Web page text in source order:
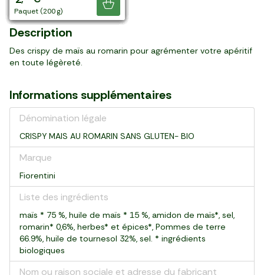
paquet (90 g)
sachet (40 g)
sachet (40 g)
sachet (125 g)
sachet (120 g)
sachet (120 g)
boite (300 g)
paquet (60 g)
sachet (200 g)
sachet (270 g)
sachet (135 g)
boite (170 g)
paquet (200 g)
Je découvre
Description
Des crispy de maïs au romarin pour agrémenter votre apéritif
en toute légèreté.
Informations supplémentaires
Dénomination légale
CRISPY MAIS AU ROMARIN SANS GLUTEN- BIO
Marque
Fiorentini
Liste des ingrédients
maïs * 75 %, huile de maïs * 15 %, amidon de maïs*, sel,
romarin* 0,6%, herbes* et épices*, Pommes de terre
66.9%, huile de tournesol 32%, sel. * ingrédients
biologiques
Nom ou raison sociale et adresse du fabricant